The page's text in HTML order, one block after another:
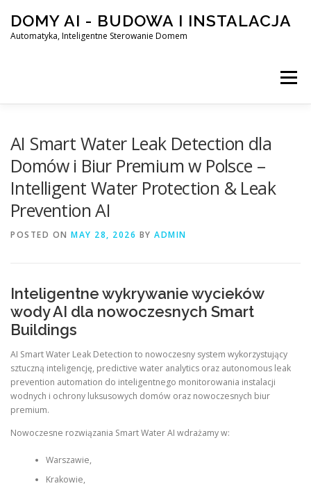
content
DOMY AI - BUDOWA I INSTALACJA
Automatyka, Inteligentne Sterowanie Domem
Menu
SMART DOM AI – AUTOMATYKA, INTELIGENTNE
BLOG KONTAKT
AI Smart Water Leak Detection dla
Domów i Biur Premium w Polsce –
Intelligent Water Protection & Leak
Prevention AI
POSTED ON MAY 28, 2026 BY ADMIN
Inteligentne wykrywanie wycieków
wody AI dla nowoczesnych Smart
Buildings
AI Smart Water Leak Detection to nowoczesny system wykorzystujący
sztuczną inteligencję, predictive water analytics oraz autonomous leak
prevention automation do inteligentnego monitorowania instalacji
wodnych i ochrony luksusowych domów oraz nowoczesnych biur
premium.
Nowoczesne rozwiązania Smart Water AI wdrażamy w:
Warszawie,
Krakowie,